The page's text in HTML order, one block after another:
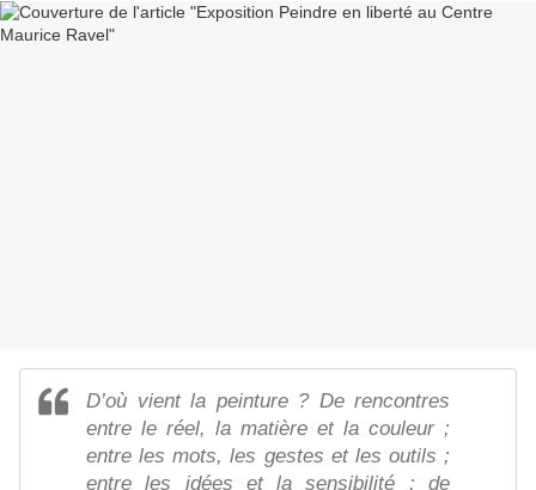
D’où vient la peinture ? De rencontres
entre le réel, la matière et la couleur ;
entre les mots, les gestes et les outils ;
entre les idées et la sensibilité ; de